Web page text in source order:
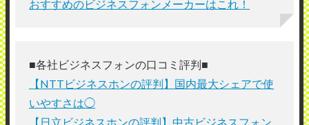
おすすめのビジネスフォンメーカーはこれ！
■各社ビジネスフォンの口コミ評判■
【NTTビジネスホンの評判】国内最大シェアで使
いやすさは◯
【日立ビジネスホンの評判】中古ビジネスフォン